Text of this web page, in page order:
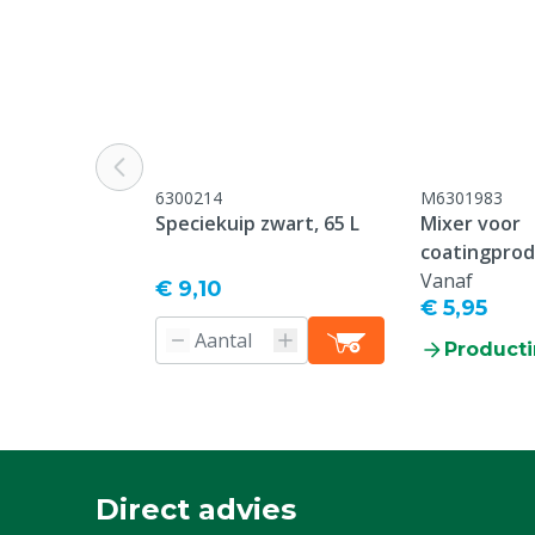
6300214
Speciekuip zwart, 65 L
€ 9,10
M6301983
Mixer voor
Vanaf
€ 5,95
Direct advies